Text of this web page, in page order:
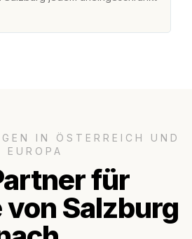
IN ÖSTERREICH UND
EUROPA
für
von Salzburg